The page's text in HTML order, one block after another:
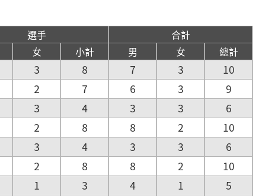
選手
合計
女 小計 男 女 總計
3 8 7 3
10
2 7 6 3
9
3 4 3 3
6
2 8 8 2
10
3 4 3 3
6
2 8 8 2
10
1 3 4 1
5